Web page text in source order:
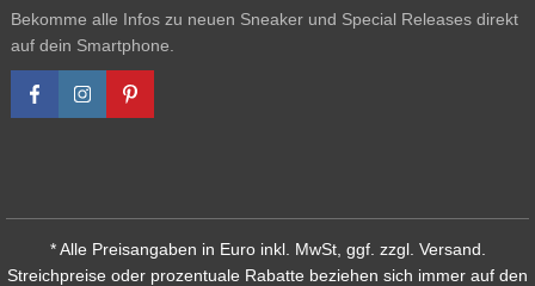
Bekomme alle Infos zu neuen Sneaker und Special Releases direkt
auf dein Smartphone.
* Alle Preisangaben in Euro inkl. MwSt, ggf. zzgl. Versand.
Streichpreise oder prozentuale Rabatte beziehen sich immer auf den